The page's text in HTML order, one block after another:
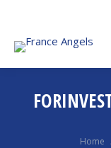
Home